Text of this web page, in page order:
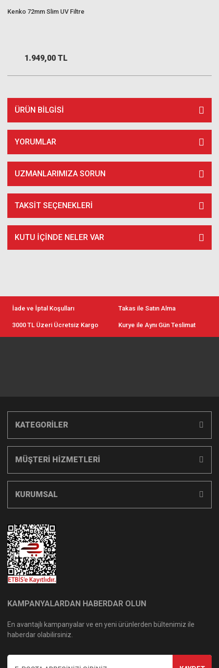
Kenko 72mm Slim UV Filtre
1.949,00 TL
ÜRÜN BILGISI
YORUMLAR
UZMANLARIMIZA SORUN
TAKSIT SEÇENEKLERI
KUTU İÇİNDE NELER VAR
İade ve İptal Koşulları Takas ile Satın Alma
3000 TL Üzeri Ücretsiz Kargo Kurye ile Aynı Gün Teslimat
KATEGORİLER
MÜŞTERİ HİZMETLERİ
KURUMSAL
KAMPANYALARDAN HABERDAR OLUN
En avantajlı kampanyalar ve en yeni ürünlerden bültenimiz ile
haberdar olabilirsiniz.